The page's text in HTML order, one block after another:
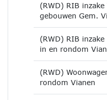
(RWD) RIB
gebouwen Gem.
(RWD) RIB
in en rondom
(RWD)
rondom Vianen